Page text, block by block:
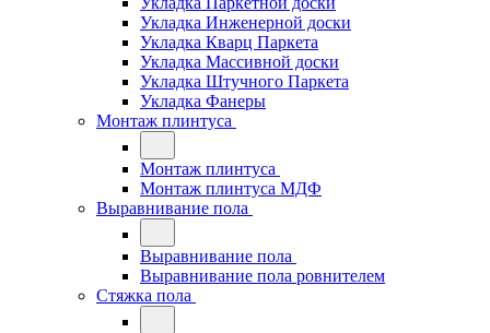
Укладка Инженерной доски
Укладка Кварц Паркета
Укладка Массивной доски
Укладка Штучного Паркета
Укладка Фанеры
Монтаж плинтуса
Монтаж плинтуса
Монтаж плинтуса МДФ
Выравнивание пола
Выравнивание пола
Выравнивание пола ровнителем
Стяжка пола